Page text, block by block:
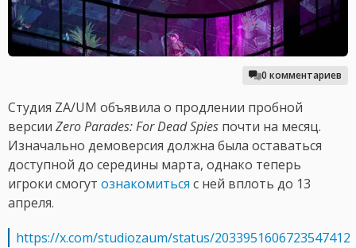
0 комментариев
Студия ZA/UM объявила о продлении пробной
версии Zero Parades: For Dead Spies почти на месяц.
Изначально демоверсия должна была оставаться
доступной до середины марта, однако теперь
игроки смогут ознакомиться с ней вплоть до 13
апреля.
https://x.com/studiozaum/status/2033951606723547412